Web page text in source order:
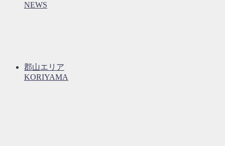
NEWS
郡山エリア
KORIYAMA